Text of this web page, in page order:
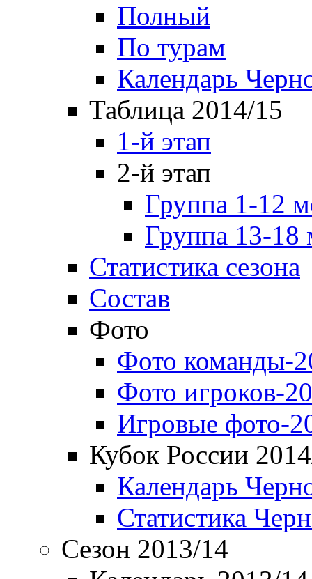
Полный
По турам
Календарь
Таблица 2014/15
1-й этап
2-й этап
Группа 1-12
Группа 13-18
Статистика сезона
Состав
Фото
Фото команды-
Фото игроков-
Игровые фото-
Кубок России
Календарь
Статистика
Сезон 2013/14